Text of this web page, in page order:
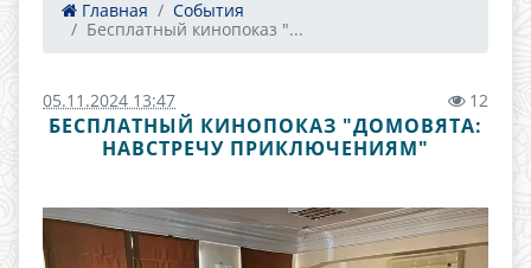
Главная
События
Бесплатный кинопоказ "...
05.11.2024 13:47 12
БЕСПЛАТНЫЙ КИНОПОКАЗ "ДОМОВЯТА:
НАВСТРЕЧУ ПРИКЛЮЧЕНИЯМ"